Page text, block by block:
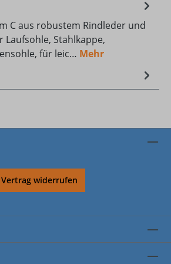
C aus robustem Rindleder und
Stahlkappe,
für leic… Mehr
Vertrag widerrufen